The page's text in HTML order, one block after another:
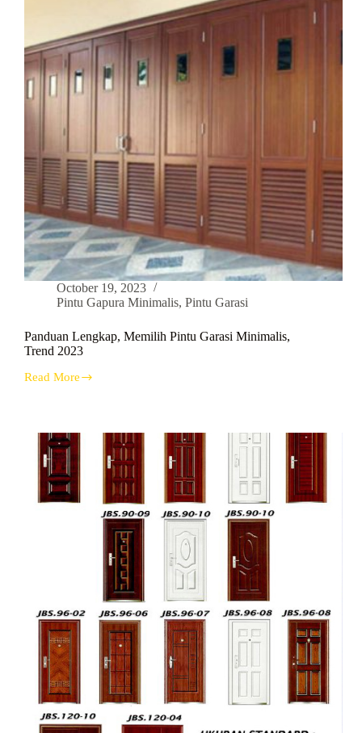
October 19, 2023
Pintu Gapura Minimalis, Pintu Garasi
Panduan Lengkap, Memilih Pintu Garasi Minimalis,
Trend 2023
Read More
Panduan
Garasi
Minimalis,
Trend
2023